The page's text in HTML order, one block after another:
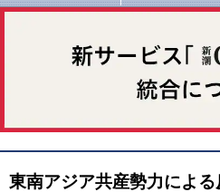
東南アジア共産勢力によ